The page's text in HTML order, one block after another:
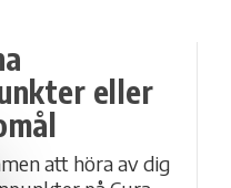
eller
att höra av dig